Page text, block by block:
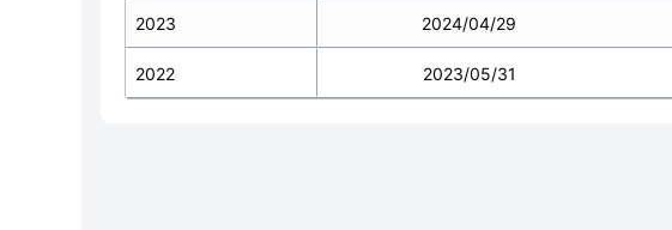
2023
2022
2024/04/29
2023/05/31